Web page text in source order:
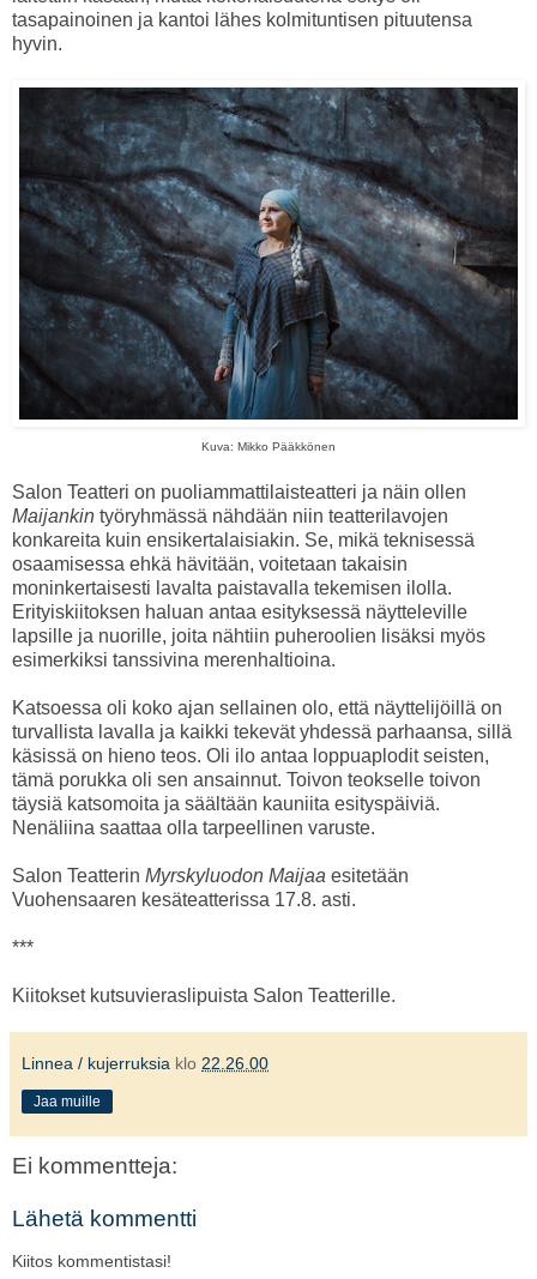
tasapainoinen ja kantoi lähes kolmituntisen pituutensa
hyvin.
Kuva: Mikko Pääkkönen
Salon Teatteri on puoliammattilaisteatteri ja näin ollen
Maijankin työryhmässä nähdään niin teatterilavojen
konkareita kuin ensikertalaisiakin. Se, mikä teknisessä
osaamisessa ehkä hävitään, voitetaan takaisin
moninkertaisesti lavalta paistavalla tekemisen ilolla.
Erityiskiitoksen haluan antaa esityksessä näytteleville
lapsille ja nuorille, joita nähtiin puheroolien lisäksi myös
esimerkiksi tanssivina merenhaltioina.
Katsoessa oli koko ajan sellainen olo, että näyttelijöillä on
turvallista lavalla ja kaikki tekevät yhdessä parhaansa, sillä
käsissä on hieno teos. Oli ilo antaa loppuaplodit seisten,
tämä porukka oli sen ansainnut. Toivon teokselle toivon
täysiä katsomoita ja säältään kauniita esityspäiviä.
Nenäliina saattaa olla tarpeellinen varuste.
Salon Teatterin Myrskyluodon Maijaa esitetään
Vuohensaaren kesäteatterissa 17.8. asti.
***
Kiitokset kutsuvieraslipuista Salon Teatterille.
Linnea / kujerruksia klo 22.26.00
Jaa muille
Ei kommentteja:
Lähetä kommentti
Kiitos kommentistasi!